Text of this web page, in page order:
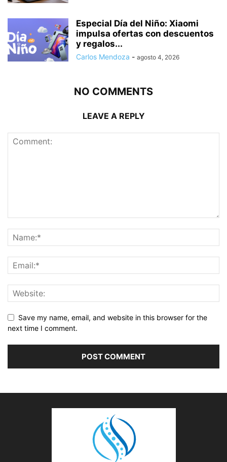
Especial Día del Niño: Xiaomi
impulsa ofertas con descuentos
y regalos...
Carlos Mendoza - agosto 4, 2026
NO COMMENTS
LEAVE A REPLY
Save my name, email, and website in this browser for the
next time I comment.